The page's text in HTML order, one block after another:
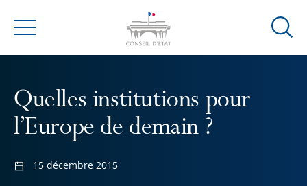
Menu
Ouvrir
Quelles institutions pour
l’Europe de demain ?
15 décembre 2015